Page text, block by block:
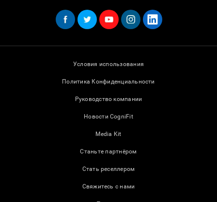
Условия использования
Политика Конфиденциальности
Руководство компании
Новости CogniFit
Media Kit
Станьте партнёром
Стать реселлером
Свяжитесь с нами